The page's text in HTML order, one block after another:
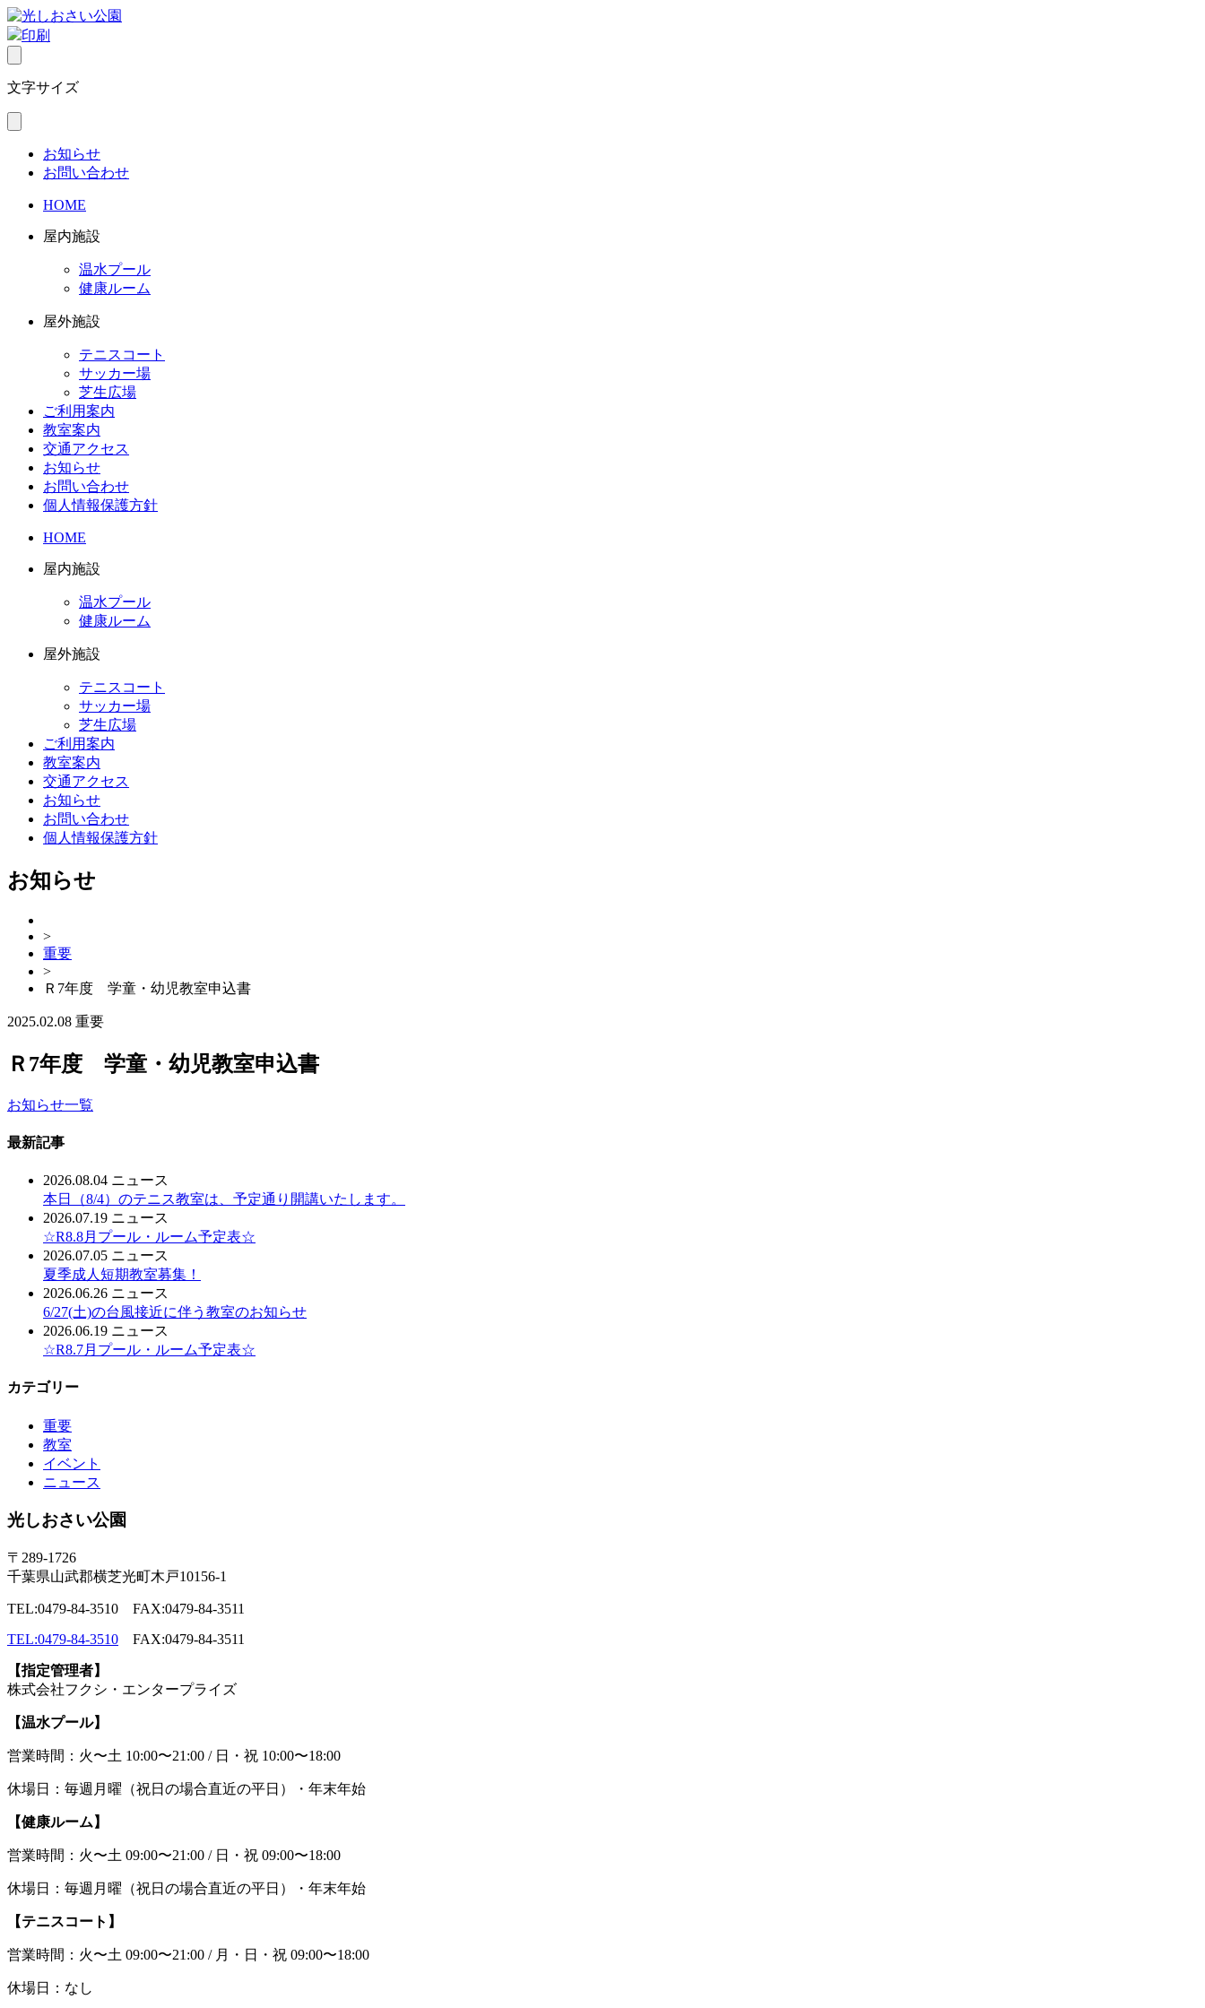
印刷
文字サイズ
お知らせ
お問い合わせ
HOME
屋内施設
温水プール
健康ルーム
屋外施設
テニスコート
サッカー場
芝生広場
ご利用案内
教室案内
交通アクセス
お知らせ
お問い合わせ
個人情報保護方針
HOME
屋内施設
温水プール
健康ルーム
屋外施設
テニスコート
サッカー場
芝生広場
ご利用案内
教室案内
交通アクセス
お知らせ
お問い合わせ
個人情報保護方針
お知らせ
>
重要
>
Ｒ7年度 学童・幼児教室申込書
2025.02.08 重要
Ｒ7年度 学童・幼児教室申込書
お知らせ一覧
最新記事
2026.08.04 ニュース
本日（8/4）のテニス教室は、予定通り開講いたします。
2026.07.19 ニュース
☆R8.8月プール・ルーム予定表☆
2026.07.05 ニュース
夏季成人短期教室募集！
2026.06.26 ニュース
6/27(土)の台風接近に伴う教室のお知らせ
2026.06.19 ニュース
☆R8.7月プール・ルーム予定表☆
カテゴリー
重要
教室
イベント
ニュース
光しおさい公園
〒289-1726
千葉県山武郡横芝光町木戸10156-1
TEL:0479-84-3510 FAX:0479-84-3511
TEL:0479-84-3510 FAX:0479-84-3511
【指定管理者】
株式会社フクシ・エンタープライズ
【温水プール】
営業時間：火〜土 10:00〜21:00 / 日・祝 10:00〜18:00
休場日：毎週月曜（祝日の場合直近の平日）・年末年始
【健康ルーム】
営業時間：火〜土 09:00〜21:00 / 日・祝 09:00〜18:00
休場日：毎週月曜（祝日の場合直近の平日）・年末年始
【テニスコート】
営業時間：火〜土 09:00〜21:00 / 月・日・祝 09:00〜18:00
休場日：なし